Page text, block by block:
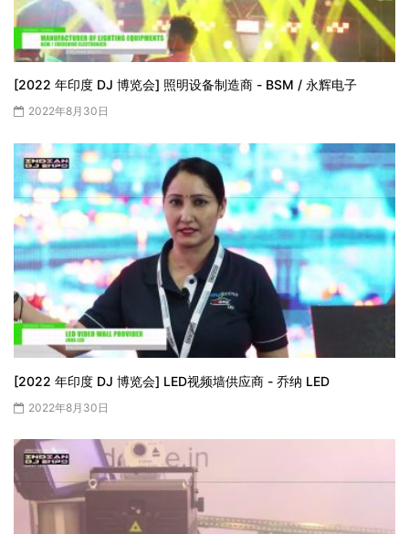
[2022 年印度 DJ 博览会] 照明设备制造商 - BSM / 永辉电子
2022年8月30日
[2022 年印度 DJ 博览会] LED视频墙供应商 - 乔纳 LED
2022年8月30日